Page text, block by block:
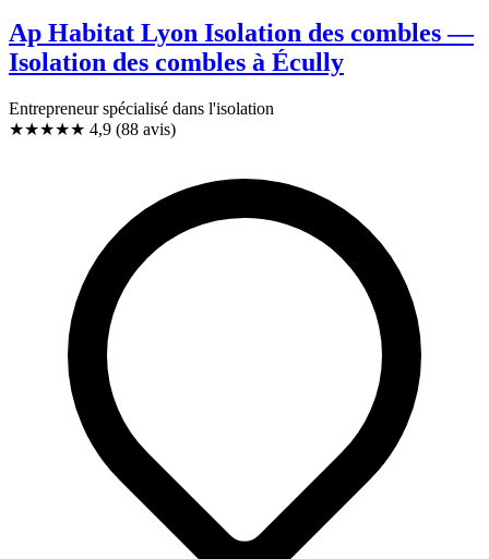
Ap Habitat Lyon Isolation des combles —
Isolation des combles à Écully
Entrepreneur spécialisé dans l'isolation
★★★★★ 4,9 (88 avis)